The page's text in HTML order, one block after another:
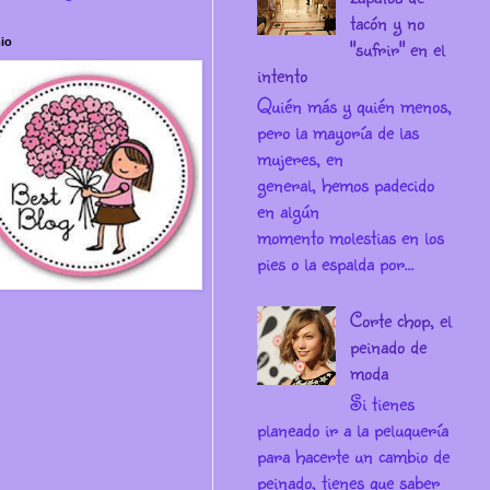
tacón y no
"sufrir" en el
intento
Quién más y quién menos,
pero la mayoría de las
mujeres, en
general, hemos padecido
en algún
momento molestias en los
pies o la espalda por...
Corte chop, el
peinado de
moda
Si tienes
planeado ir a la peluquería
para hacerte un cambio de
peinado, tienes que saber